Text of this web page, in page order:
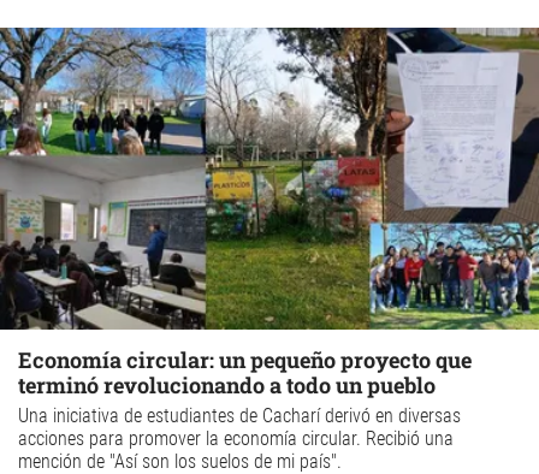
Economía circular: un pequeño proyecto que
terminó revolucionando a todo un pueblo
Una iniciativa de estudiantes de Cacharí derivó en diversas
acciones para promover la economía circular. Recibió una
mención de "Así son los suelos de mi país".